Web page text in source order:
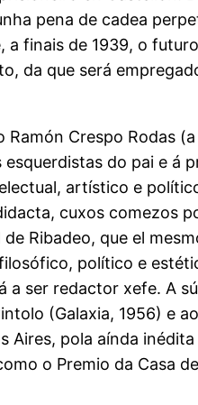
pena de cadea
a finais de 1939, o
da que será
Crespo Rodas
do pai e á
artístico e
cuxos comezos
Ribadeo, que el
político e
a ser redactor xefe. A
(Galaxia, 1956) e
Aires, pola aínda
o Premio da Casa